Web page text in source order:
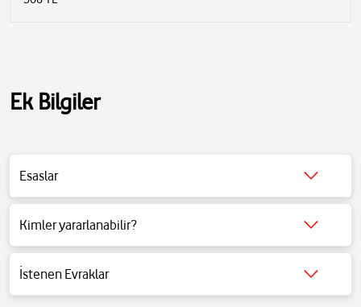
Ek Bilgiler
Esaslar
Detaylı bilgi içintıklayınız.
Kimler yararlanabilir?
Detaylı bilgi içintıklayınız.
İstenen Evraklar
Detaylı bilgi içintıklayınız.